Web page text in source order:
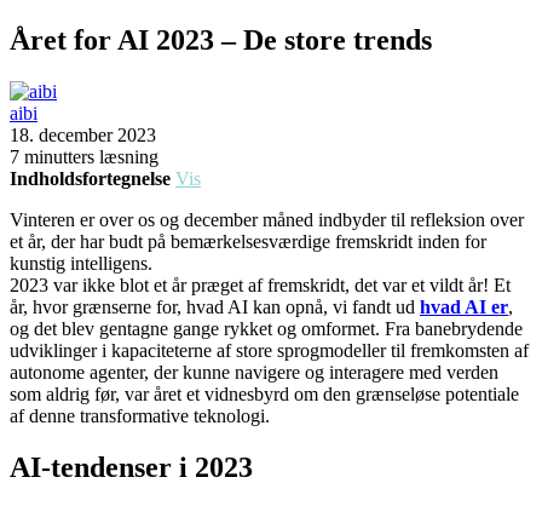
Året for AI 2023 – De store trends
aibi
18. december 2023
7 minutters læsning
Indholdsfortegnelse Vis
Vinteren er over os og december måned indbyder til refleksion over
et år, der har budt på bemærkelsesværdige fremskridt inden for
kunstig intelligens.
2023 var ikke blot et år præget af fremskridt, det var et vildt år! Et
år, hvor grænserne for, hvad AI kan opnå, vi fandt ud hvad AI er,
og det blev gentagne gange rykket og omformet. Fra banebrydende
udviklinger i kapaciteterne af store sprogmodeller til fremkomsten af
autonome agenter, der kunne navigere og interagere med verden
som aldrig før, var året et vidnesbyrd om den grænseløse potentiale
af denne transformative teknologi.
AI-tendenser i 2023